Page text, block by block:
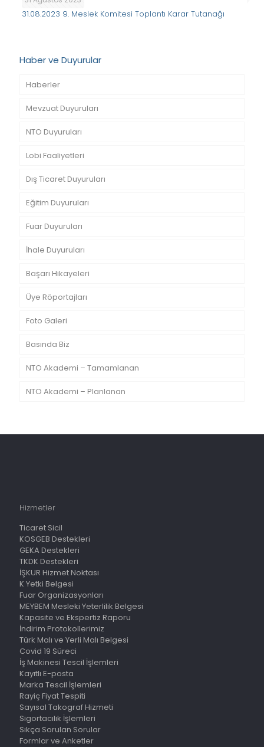
31.08.2023 9. Meslek Komitesi Toplantı Karar Tutanağı
Haber ve Duyurular
Haberler
Mevzuat Duyuruları
NTO Duyuruları
Lobi Faaliyetleri
Dış Ticaret Duyuruları
Eğitim Duyuruları
Fuar Duyuruları
İhale Duyuruları
Başarı Hikayeleri
Üye Röportajları
Foto Galeri
Basında Biz
NTO Akademi – Tamamlanan
NTO Akademi – Planlanan
Hizmetler
Ticaret Sicil
KOSGEB Destekleri
GEKA Destekleri
TKDK Destekleri
İŞKUR Hizmet Noktası
K Yetki Belgesi
Fuar Organizasyonları
MEYBEM Mesleki Yeterlilik Belgesi
Kapasite ve Ekspertiz Raporu
İndirim Protokollerimiz
Türk Malı ve Yerli Malı Belgesi
Covid 19 Süreci
İş Makinesi Tescil İşlemleri
Kayıtlı E-posta
Marka Tescil İşlemleri
Rayiç Fiyat Tespiti
Sayısal Takograf Hizmeti
Sigortacılık İşlemleri
Sıkça Sorulan Sorular
Formlar ve Anketler